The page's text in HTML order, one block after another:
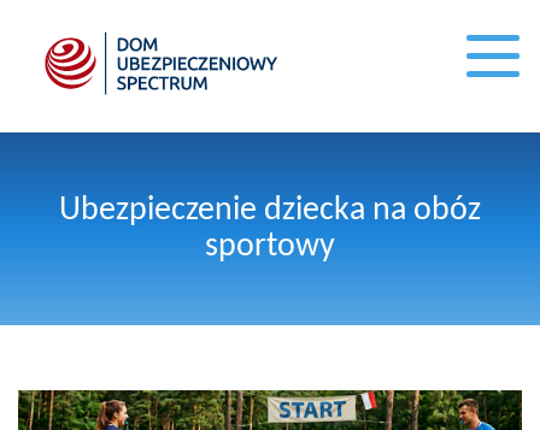
Ubezpieczenie dziecka na obóz
sportowy